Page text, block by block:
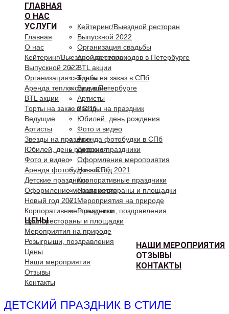
ГЛАВНАЯ
О НАС
УСЛУГИ
Кейтеринг/Выездной ресторан
Выпускной 2022
Организация свадьбы
Аренда теплоходов в Петербурге
BTL акции
Торты на заказ в СПб
Ведущие
Артисты
Звезды на праздник
Юбилей, день рождения
Фото и видео
Аренда фотобудки в СПб
Детские праздники
Оформление мероприятия
Новый год 2021
Корпоративные праздники
Наши рестораны и площадки
Мероприятия на природе
Розыгрыши, поздравления
ЦЕНЫ
НАШИ МЕРОПРИЯТИЯ
ОТЗЫВЫ
КОНТАКТЫ
Главная
О нас
Кейтеринг/Выездной ресторан
Выпускной 2022
Организация свадьбы
Аренда теплоходов в Петербурге
BTL акции
Торты на заказ в СПб
Ведущие
Артисты
Звезды на праздник
Юбилей, день рождения
Фото и видео
Аренда фотобудки в СПб
Детские праздники
Оформление мероприятия
Новый год 2021
Корпоративные праздники
Наши рестораны и площадки
Мероприятия на природе
Розыгрыши, поздравления
Цены
Наши мероприятия
Отзывы
Контакты
ДЕТСКИЙ ПРАЗДНИК В СТИЛЕ